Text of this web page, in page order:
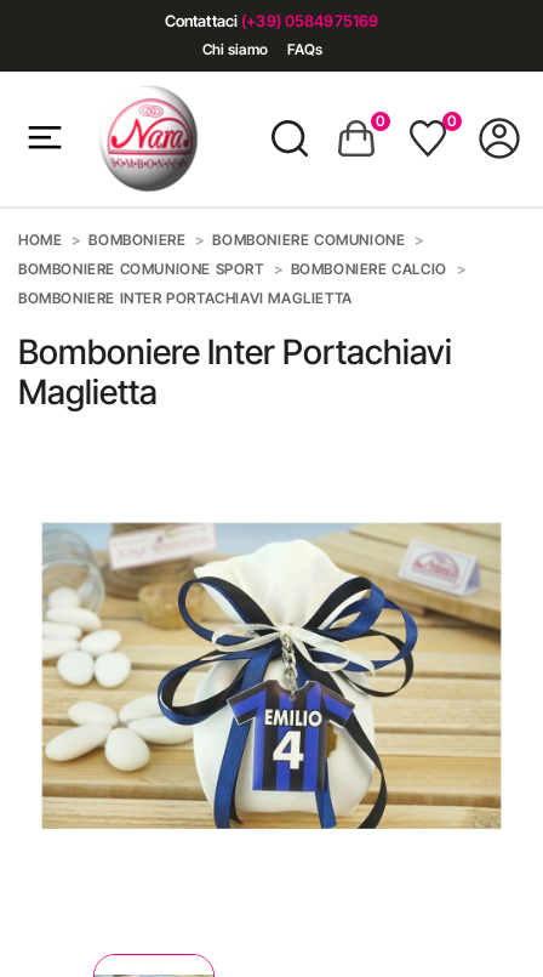
Contattaci (+39) 0584975169
Chi siamo FAQs
0 0
HOME BOMBONIERE
BOMBONIERE COMUNIONE
BOMBONIERE COMUNIONE SPORT
BOMBONIERE CALCIO
BOMBONIERE INTER PORTACHIAVI MAGLIETTA
Bomboniere Inter Portachiavi
Maglietta